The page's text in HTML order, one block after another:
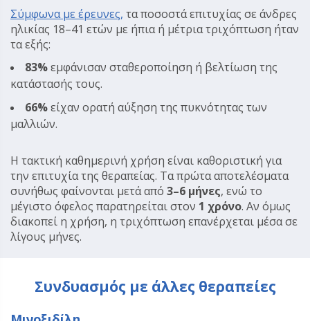
Σύμφωνα με έρευνες, τα ποσοστά επιτυχίας σε άνδρες
ηλικίας 18–41 ετών με ήπια ή μέτρια τριχόπτωση ήταν
τα εξής:
83%εμφάνισαν σταθεροποίηση ή βελτίωση της
κατάστασής τους.
66%είχαν ορατή αύξηση της πυκνότητας των
μαλλιών.
Η τακτική καθημερινή χρήση είναι καθοριστική για
την επιτυχία της θεραπείας. Τα πρώτα αποτελέσματα
συνήθως φαίνονται μετά από 3–6 μήνες, ενώ το
μέγιστο όφελος παρατηρείται στον 1 χρόνο. Αν όμως
διακοπεί η χρήση, η τριχόπτωση επανέρχεται μέσα σε
λίγους μήνες.
Συνδυασμός με άλλες θεραπείες